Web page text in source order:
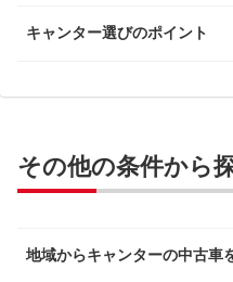
キャンター選びのポイント
その他の条件から
地域からキャンターの中古車